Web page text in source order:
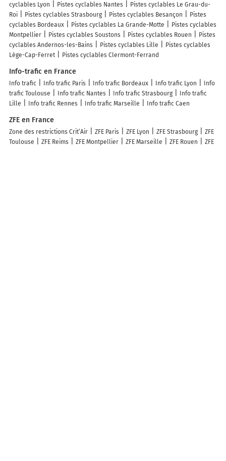
cyclables Lyon
Pistes cyclables Nantes
Pistes cyclables Le Grau-du-
Roi
Pistes cyclables Strasbourg Pistes cyclables Besançon
Pistes
cyclables Bordeaux
Pistes cyclables La Grande-Motte
Pistes cyclables
Montpellier
Pistes cyclables Soustons Pistes cyclables Rouen
Pistes
cyclables Andernos-les-Bains
Pistes cyclables Lille
Pistes cyclables
Lège-Cap-Ferret
Pistes cyclables Clermont-Ferrand
Info-trafic en France
Info trafic Info trafic Paris Info trafic Bordeaux Info trafic Lyon
Info
trafic Toulouse
Info trafic Nantes Info trafic Strasbourg
Info trafic
Lille
Info trafic Rennes Info trafic Marseille Info trafic Caen
ZFE en France
Zone des restrictions Crit’Air ZFE Paris ZFE Lyon ZFE Strasbourg
ZFE
Toulouse
ZFE Reims ZFE Montpellier ZFE Marseille ZFE Rouen
ZFE